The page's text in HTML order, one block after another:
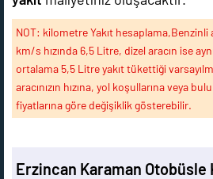
NOT: kilometre Yakıt hesaplama,Benzinli
km/s hızında 6,5 Litre, dizel aracın ise
ortalama 5,5 Litre yakıt tükettiği
aracınızın hızına, yol koşullarına veya
fiyatlarına göre değişiklik gösterebilir.
Erzincan Karaman Otobüsle